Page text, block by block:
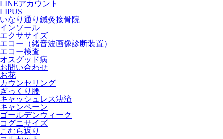
LINEアカウント
LIPUS
いなり通り鍼灸接骨院
インソール
エクササイズ
エコー（緒音波画像診断装置）
エコー検査
オスグッド病
お問い合わせ
お花
カウンセリング
ぎっくり腰
キャッシュレス決済
キャンペーン
ゴールデンウィーク
コグニサイズ
こむら返り